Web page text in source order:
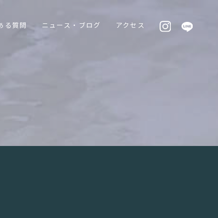
る質問 ニュース・ブログ アクセス